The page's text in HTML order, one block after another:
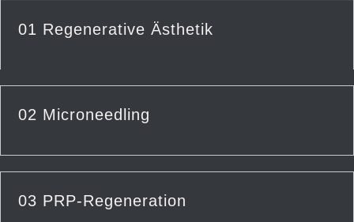
01 Regenerative Ästhetik
02 Microneedling
03 PRP-Regeneration